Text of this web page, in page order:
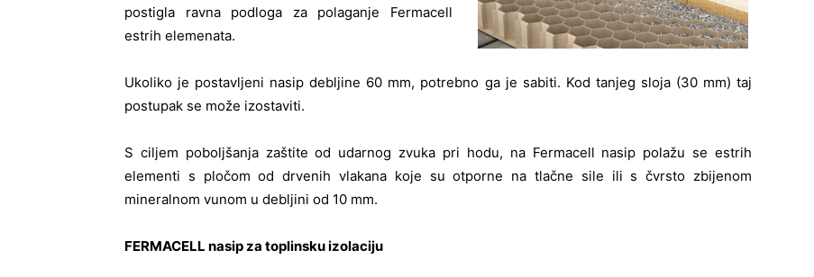
postigla ravna podloga za polaganje Fermacell
estrih elemenata.
Ukoliko je postavljeni nasip debljine 60 mm, potrebno ga je sabiti. Kod tanjeg sloja (30 mm) taj
postupak se može izostaviti.
S ciljem poboljšanja zaštite od udarnog zvuka pri hodu, na Fermacell nasip polažu se estrih
elementi s pločom od drvenih vlakana koje su otporne na tlačne sile ili s čvrsto zbijenom
mineralnom vunom u debljini od 10 mm.
FERMACELL nasip za toplinsku izolaciju